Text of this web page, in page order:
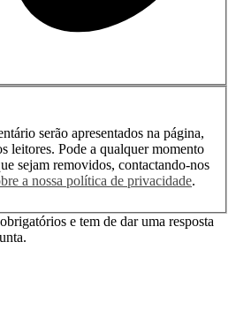
serão apresentados na página,
momento
sejam removidos, contactando-nos
mais sobre a nossa política de privacidade.
e tem de dar uma resposta